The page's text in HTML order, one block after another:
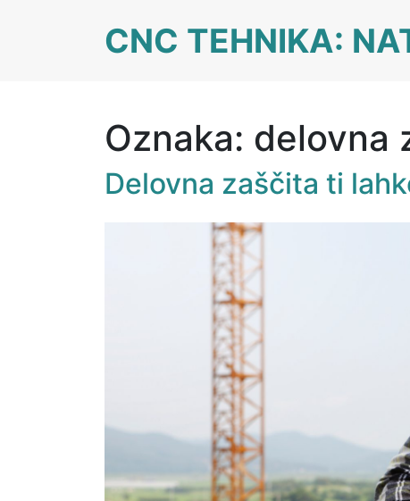
CNC TEHNIKA:
Oznaka: delovna
Delovna zaščita ti